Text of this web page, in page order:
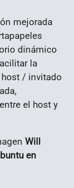
mejorada
dinámico
la
/ invitado
el host y
Will
en